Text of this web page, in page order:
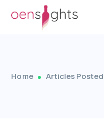
Home Articles